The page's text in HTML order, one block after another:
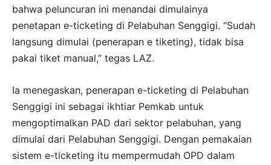
bahwa peluncuran ini menandai dimulainya
penetapan e-ticketing di Pelabuhan Senggigi. “Sudah
langsung dimulai (penerapan e tiketing), tidak bisa
pakai tiket manual,” tegas LAZ.
Ia menegaskan, penerapan e-ticketing di Pelabuhan
Senggigi ini sebagai ikhtiar Pemkab untuk
mengoptimalkan PAD dari sektor pelabuhan, yang
dimulai dari Pelabuhan Senggigi. Dengan pemakaian
sistem e-ticketing itu mempermudah OPD dalam